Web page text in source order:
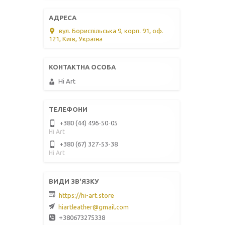
вул. Бориспільська 9, корп. 91, оф.
121, Київ, Україна
Hi Art
+380 (44) 496-50-05
Hi Art
+380 (67) 327-53-38
Hi Art
https://hi-art.store
hiartleather@gmail.com
+380673275338